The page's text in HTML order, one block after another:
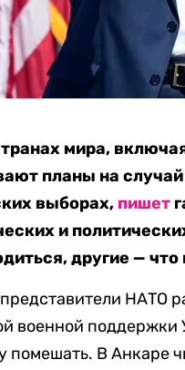
мира,
планы на
выборах, пишет
и
другие —
НАТО
военной
помешать. В Анкаре